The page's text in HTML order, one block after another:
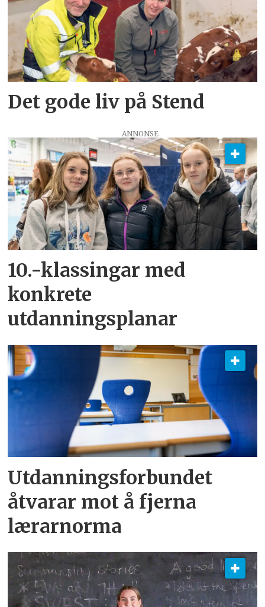
Det gode liv på Stend
ANNONSE
10.-klassingar med
konkrete
utdanningsplanar
Utdanningsforbundet
åtvarar mot å fjerna
lærarnorma